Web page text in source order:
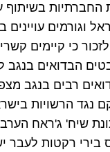
בשיתוף
וגורמים עויינים
כי קיימים
הבדואים בנגב
רבים בנגב
הרשויות
שיח' ג'ראח
בירי רקטות לעבר